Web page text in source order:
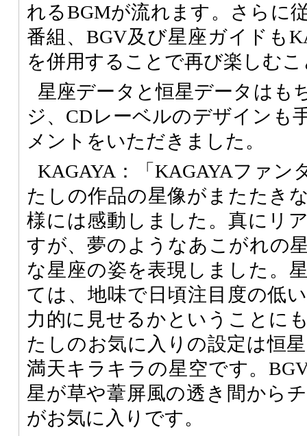
れるBGMが流れます。さらに
番組、BGV及び星座ガイドも
を併用することで再び楽しむ
星座データと恒星データはも
ジ、CDレーベルのデザインも
メントをいただきました。
KAGAYA：「KAGAYAファン
たしの作品の星像がまたたき
様には感動しました。真にリ
すが、夢のようなあこがれの
な星座の姿を表現しました。
ては、地味で日頃注目度の低
力的に見せるかということに
たしのお気に入りの設定は恒
満天キラキラの星空です。
星が草や葦屏風の透き間から
がお気に入りです。